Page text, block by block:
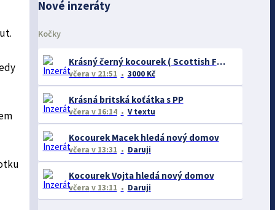
Nové inzeráty
Kočky
Krásný černý kocourek ( Scottish Fold ) 4 měsíce
včera v 21:51 3000 Kč
Krásná britská koťátka s PP
včera v 16:14 V textu
Kocourek Macek hledá nový domov
včera v 13:31 Daruji
Kocourek Vojta hledá nový domov
včera v 13:11 Daruji